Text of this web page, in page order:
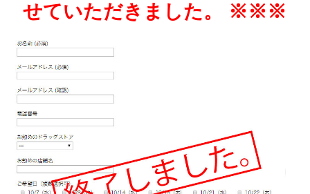
せていただきました。 ※※※